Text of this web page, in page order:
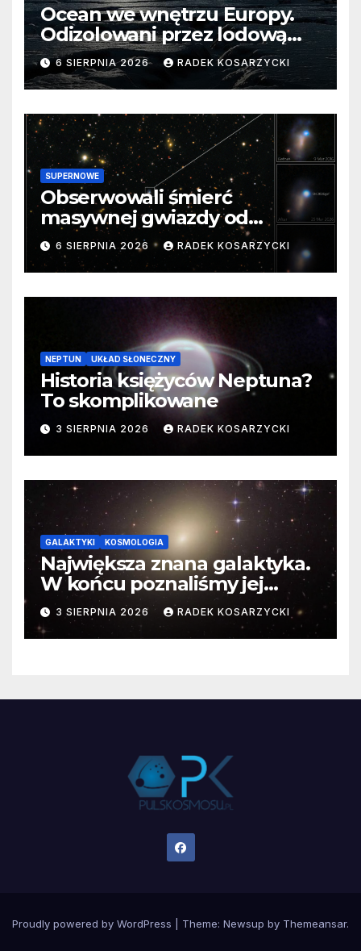
Ocean we wnętrzu Europy.
Odizolowani przez lodową
barierę
6 SIERPNIA 2026 RADEK KOSARZYCKI
SUPERNOWE
Obserwowali śmierć
masywnej gwiazdy od
samego początku. Niezwykle
cenne dane
6 SIERPNIA 2026 RADEK KOSARZYCKI
NEPTUN UKŁAD SŁONECZNY
Historia księżyców Neptuna?
To skomplikowane
3 SIERPNIA 2026 RADEK KOSARZYCKI
GALAKTYKI KOSMOLOGIA
Największa znana galaktyka.
W końcu poznaliśmy jej
faktyczne wymiary
3 SIERPNIA 2026 RADEK KOSARZYCKI
Proudly powered by WordPress Theme: Newsup by Themeansar.